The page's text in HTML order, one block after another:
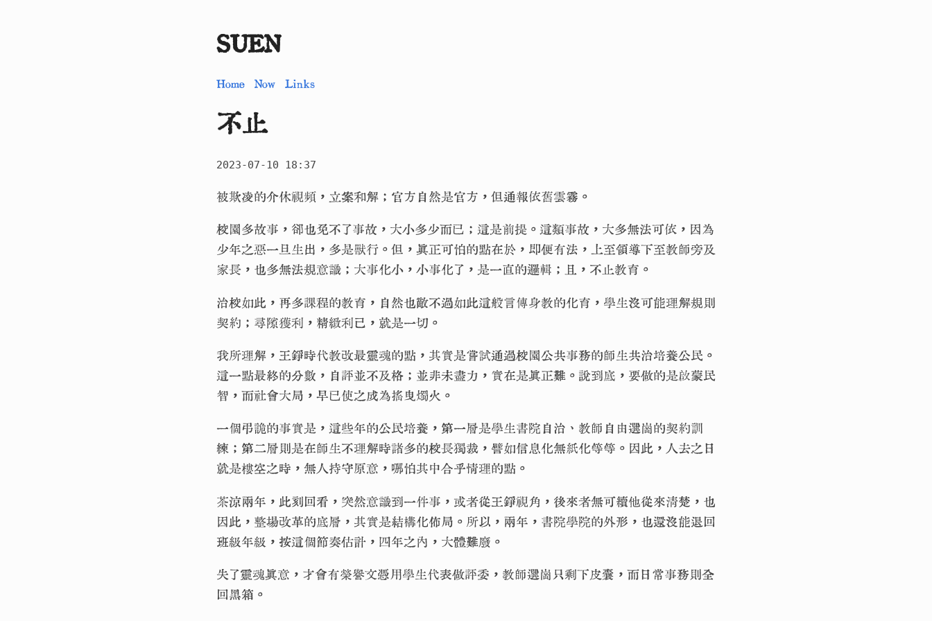
SUEN
Home Now Links
不止
2023-07-10 18:37
被欺凌的介休視頻，立案和解；官方自然是官方，但通報依舊雲霧。
校園多故事，卻也免不了事故，大小多少而已；這是前提。這類事故，大多無法可依，因為
少年之惡一旦生出，多是獸行。但，真正可怕的點在於，即便有法，上至領導下至教師旁及
家長，也多無法規意識；大事化小，小事化了，是一直的邏輯；且，不止教育。
治校如此，再多課程的教育，自然也敵不過如此這般言傳身教的化育，學生沒可能理解規則
契約；尋隙獲利，精緻利己，就是一切。
我所理解，王錚時代教改最靈魂的點，其實是嘗試通過校園公共事務的師生共治培養公民。
這一點最終的分數，自評並不及格；並非未盡力，實在是真正難。說到底，要做的是啟蒙民
智，而社會大局，早已使之成為搖曳燭火。
一個弔詭的事實是，這些年的公民培養，第一層是學生書院自治、教師自由選崗的契約訓
練；第二層則是在師生不理解時諸多的校長獨裁，譬如信息化無紙化等等。因此，人去之日
就是樓空之時，無人持守原意，哪怕其中合乎情理的點。
茶涼兩年，此刻回看，突然意識到一件事，或者從王錚視角，後來者無可續他從來清楚，也
因此，整場改革的底層，其實是結構化佈局。所以，兩年，書院學院的外形，也還沒能退回
班級年級，按這個節奏估計，四年之內，大體難廢。
失了靈魂真意，才會有榮譽文憑用學生代表做評委，教師選崗只剩下皮囊，而日常事務則全
回黑箱。